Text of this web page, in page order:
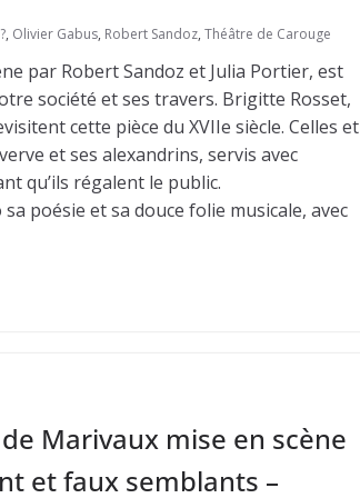
, Olivier Gabus, Robert Sandoz, Théâtre de Carouge
par Robert Sandoz et Julia Portier, est
société et ses travers. Brigitte Rosset,
cette pièce du XVIIe siècle. Celles et
et ses alexandrins, servis avec
qu’ils régalent le public.
poésie et sa douce folie musicale, avec
Marivaux mise en scène
et faux semblants –